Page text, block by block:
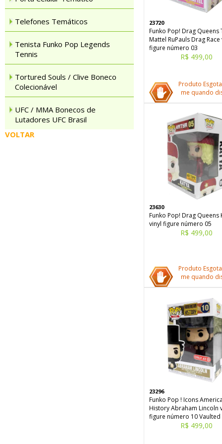
Telefones Temáticos
Tenista Funko Pop Legends
Tennis
Tortured Souls / Clive Boneco
Colecionável
UFC / MMA Bonecos de
Lutadores UFC Brasil
VOLTAR
23720
Funko Pop! Drag Queens
Mattel RuPauls Drag Race
figure número 03
R$ 499,00
Produto
me quando
23630
Funko Pop! Drag Queens
vinyl figure número 05
R$ 499,00
Produto
me quando
23296
Funko Pop ! Icons
History Abraham Lincoln
figure número 10 Vaulted
R$ 499,00